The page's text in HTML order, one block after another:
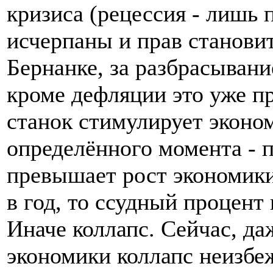
кризиса (рецессия - лишь
исчерпаны и прав
Бернанке, за
кроме дефляции это уже
станок стимулирует
определённого момента -
превышает рост
в год, то ссудный
Иначе коллапс. Сейчас,
экономики коллапс